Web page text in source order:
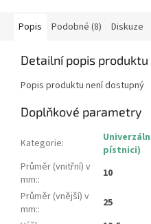
Popis Podobné (8) Diskuze
Detailní popis produktu
Popis produktu není dostupný
Doplňkové parametry
Kategorie:
pístnici)
Průměr (vnitřní) v
mm::
10
Průměr (vnější) v
mm::
25